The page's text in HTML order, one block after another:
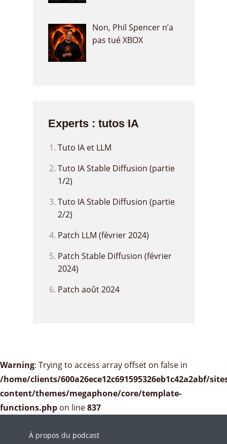
Non, Phil Spencer n’a
pas tué XBOX
Experts : tutos IA
Tuto IA et LLM
Tuto IA Stable Diffusion (partie
1/2)
Tuto IA Stable Diffusion (partie
2/2)
Patch LLM (février 2024)
Patch Stable Diffusion (février
2024)
Patch août 2024
Warning: Trying to access array offset on false in
/home/clients/600a26ece12c691595326eb1c42a2abf/
content/themes/megaphone/core/template-
functions.php on line837
À propos du podcast